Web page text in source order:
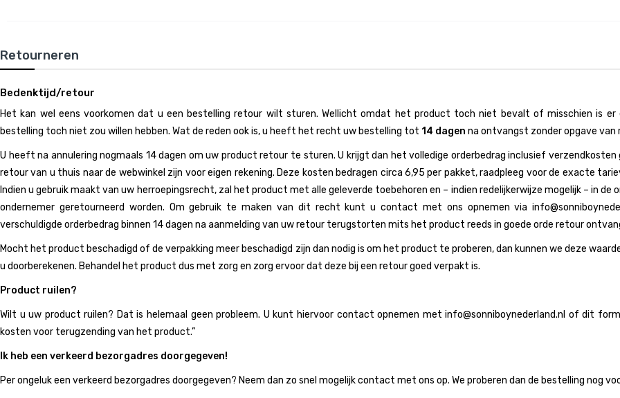
Retourneren
Bedenktijd/retour
Het kan wel eens voorkomen dat u een bestelling retour wilt sturen. Wellicht omdat het product toch niet bevalt of misschien is er
bestelling toch niet zou willen hebben. Wat de reden ook is, u heeft het recht uw bestelling tot 14 dagen na ontvangst zonder opgave van
U heeft na annulering nogmaals 14 dagen om uw product retour te sturen. U krijgt dan het volledige orderbedrag inclusief
retour van u thuis naar de webwinkel zijn voor eigen rekening. Deze kosten bedragen circa 6,95 per pakket, raadpleeg voor de exacte
Indien u gebruik maakt van uw herroepingsrecht, zal het product met alle geleverde toebehoren en – indien redelijkerwijze mogelijk – in de
ondernemer geretourneerd worden. Om gebruik te maken van dit recht kunt u contact met ons opnemen via
verschuldigde orderbedrag binnen 14 dagen na aanmelding van uw retour terugstorten mits het product reeds in goede orde retour
Mocht het product beschadigd of de verpakking meer beschadigd zijn dan nodig is om het product te proberen, dan kunnen we deze
u doorberekenen. Behandel het product dus met zorg en zorg ervoor dat deze bij een retour goed verpakt is.
Product ruilen?
Wilt u uw product ruilen? Dat is helemaal geen probleem. U kunt hiervoor contact opnemen met info@sonniboynederland.nl of dit
kosten voor terugzending van het product.”
Ik heb een verkeerd bezorgadres doorgegeven!
Per ongeluk een verkeerd bezorgadres doorgegeven? Neem dan zo snel mogelijk contact met ons op. We proberen dan de bestelling nog